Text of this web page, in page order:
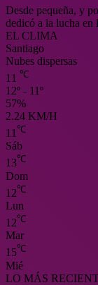
Desde pequeña, y
dedicó a la lucha
EL CLIMA
Santiago
Nubes dispersas
11 ℃
12º - 11º
57%
2.24 KM/H
11 ℃
Sáb
13℃
Dom
12℃
Lun
12℃
Mar
15℃
Mié
LO MÁS